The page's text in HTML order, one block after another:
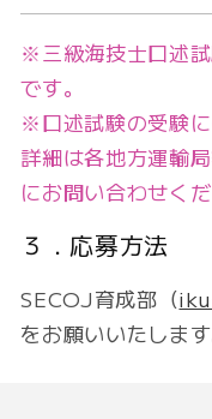
※三級海技士口述
です。
※口述試験の受験に
詳細は各地方運輸
にお問い合わせく
３．応募方法
SECOJ育成部（
をお願いいたします